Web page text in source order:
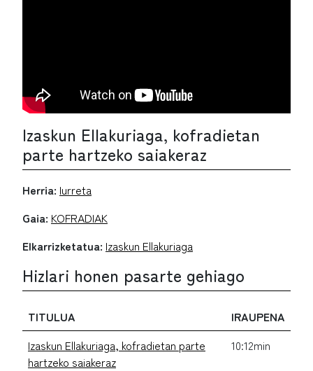
Izaskun Ellakuriaga, kofradietan
parte hartzeko saiakeraz
Herria: Iurreta
Gaia: KOFRADIAK
Elkarrizketatua: Izaskun Ellakuriaga
Hizlari honen pasarte gehiago
TITULUA
IRAUPENA
Izaskun Ellakuriaga, kofradietan parte
hartzeko saiakeraz
10:12min